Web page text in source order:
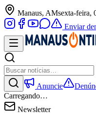
Manaus, AMsexta-feira,
Enviar
Anuncie
Carregando…
Newsletter